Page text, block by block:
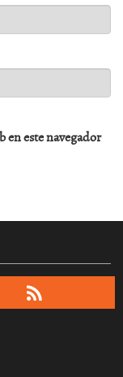
este navegador